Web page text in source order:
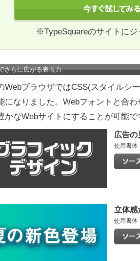
※TypeSquareのサイトにジ
さらに広がる表現力
WebブラウザではCSS(スタイルシ
になりました。Webフォントと合
かなWebサイトにすることが可能で
広告の
使用書体
立体感
使用書体